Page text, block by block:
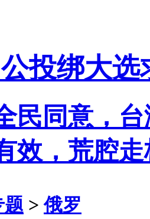
投绑大选
民同意，
效，荒腔
题 >俄罗